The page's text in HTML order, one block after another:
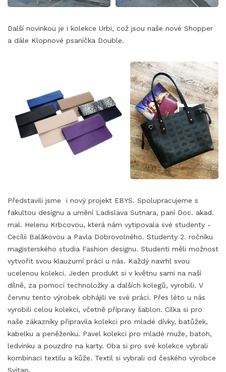
Další novinkou je i kolekce Urbi, což jsou naše nové Shopper
a dále Klopnové psaníčka Double.
Představili jsme i nový projekt EBYS. Spolupracujeme s
fakultou designu a umění Ladislava Sutnara, paní Doc. akad.
mal. Helenu Krbcovou, která nám vytipovala své studenty -
Cecílii Balákovou a Pavla Dobrovolného. Studenty 2. ročníku
magisterského studia Fashion designu. Studenti měli možnost
vytvořit svou klauzurní práci u nás. Každý navrhl svou
ucelenou kolekci. Jeden produkt si v květnu sami na naší
dílně, za pomocí technoložky a dalších kolegů, vyrobili. V
červnu tento výrobek obhájili ve své práci. Přes léto u nás
vyrobili celou kolekci, včetně přípravy šablon. Cilka si pro
naše zákazníky připravila kolekci pro mladé dívky, batůžek,
kabelku a peněženku. Pavel kolekci pro mladé muže, batoh,
ledvinku a pouzdro na karty. Oba si pro své kolekce vybrali
kombinaci textilu a kůže. Textil si vybrali od českého výrobce
Svitap.